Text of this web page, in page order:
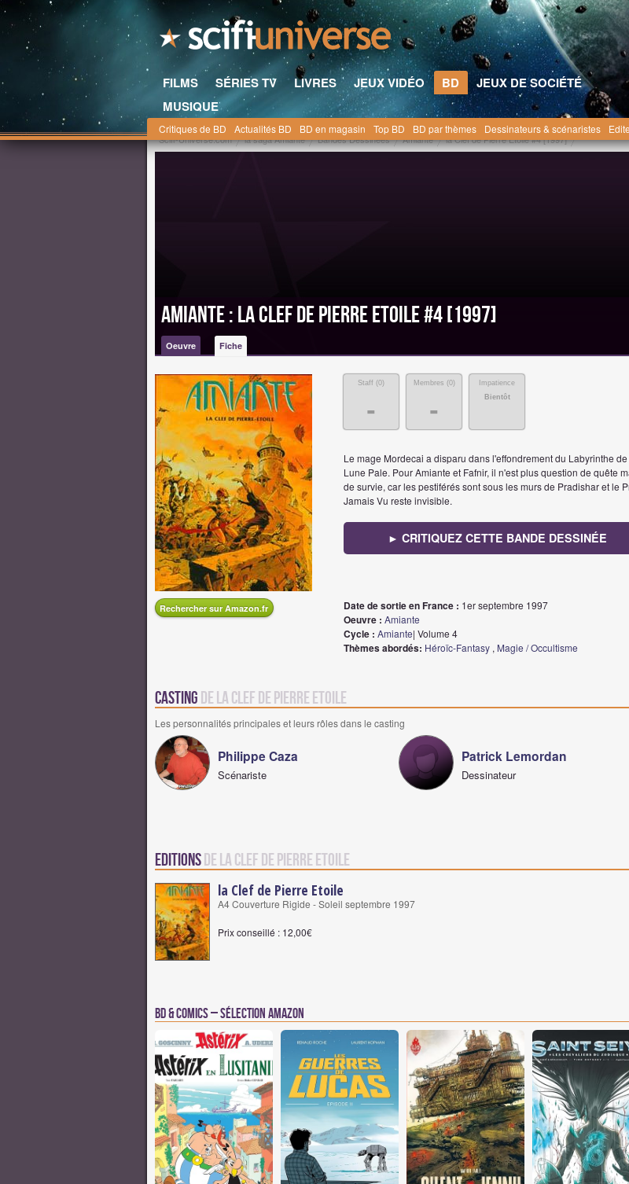
FILMS SÉRIES TV LIVRES JEUX VIDÉO BD
JEUX DE SOCIÉTÉ
MUSIQUE
Critiques de BD Actualités BD BD en magasin Top BD BD par thèmes Dessinateurs & scénaristes
Scifi-Universe.com la saga Amiante Bandes Dessinées Amiante la Clef de Pierre Etoile #4 [1997]
Amiante : la Clef de Pierre Etoile #4 [1997]
Oeuvre Fiche
Staff (0)
-
Membres (0)
-
Impatience
Bientôt
Le mage Mordecai a disparu dans l'effondrement du Labyrinthe de
Lune Pale. Pour Amiante et Fafnir, il n'est plus question de quête
de survie, car les pestiférés sont sous les murs de Pradishar et le
Jamais Vu reste invisible.
► CRITIQUEZ CETTE BANDE DESSINÉE
Rechercher sur Amazon.fr Date de sortie en France : 1er septembre 1997
Oeuvre : Amiante
Cycle : Amiante| Volume 4
Thèmes abordés: Héroïc-Fantasy , Magie / Occultisme
Casting de la Clef de Pierre Etoile
Les personnalités principales et leurs rôles dans le casting
Philippe Caza
Scénariste
Patrick Lemordan
Dessinateur
Editionsde la Clef de Pierre Etoile
la Clef de Pierre Etoile
A4 Couverture Rigide - Soleil septembre 1997
Prix conseillé : 12,00€
BD & Comics – Sélection Amazon